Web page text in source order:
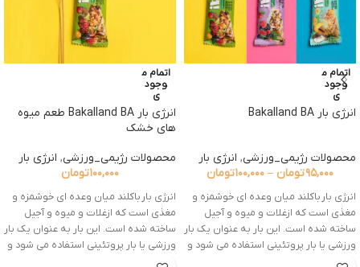
اتمام م
وجود
ی
انرژی بار Bakalland BA
محصولات رژیمی_ورزشی, انرژی بار
۹۵,۰۰۰تومان – ۱۰۰,۰۰۰تومان
انرژی بار باکلند میان وعده ای خوشمزه و
مغذی است که ازغلات و میوه و آجیل
ساخته شده است. این بار به عنوان یک بار
ورزشی یا بار پروتئینی استفاده می شود و
برای برخی از افراد دیابتی و افرادی که به
اتمام م
وجود
ی
انرژی بار Bakalland BA طعم میوه
های خشک
محصولات رژیمی_ورزشی, انرژی بار
۱۰۰,۰۰۰تومان
انرژی بار باکلند میان وعده ای خوشمزه و
مغذی است که ازغلات و میوه و آجیل
ساخته شده است. این بار به عنوان یک بار
ورزشی یا بار پروتئینی استفاده می شود و
برای برخی از افراد دیابتی و افرادی که به